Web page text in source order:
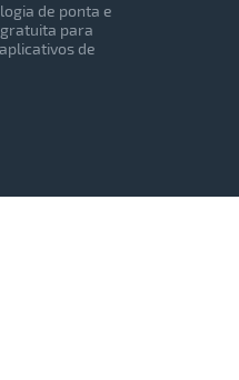
de ponta e
para
de